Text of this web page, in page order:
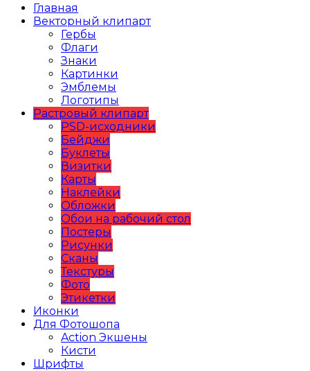
Главная
Векторный клипарт
Гербы
Флаги
Знаки
Картинки
Эмблемы
Логотипы
Растровый клипарт
PSD-исходники
Бейджи
Буклеты
Визитки
Карты
Наклейки
Обложки
Обои на рабочий стол
Постеры
Рисунки
Сканы
Текстуры
Фото
Этикетки
Иконки
Для Фотошопа
Action Экшены
Кисти
Шрифты